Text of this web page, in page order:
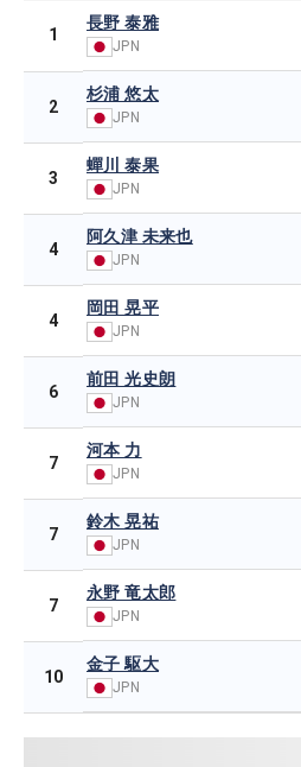
1
長野 泰雅
JPN
2
杉浦 悠太
JPN
3
蟬川 泰果
JPN
4
阿久津 未来也
JPN
4
岡田 晃平
JPN
6
前田 光史朗
JPN
7
河本 力
JPN
7
鈴木 晃祐
JPN
7
永野 竜太郎
JPN
10
金子 駆大
JPN